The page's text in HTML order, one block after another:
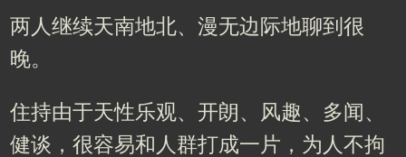
两人继续天南地北、漫无边际地聊到很
晚。
住持由于天性乐观、开朗、风趣、多闻、
健谈，很容易和人群打成一片，为人不拘